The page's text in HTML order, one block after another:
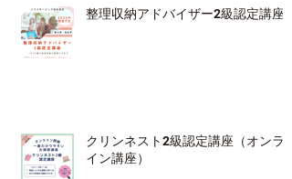
整理収納アドバイザー2級認定講座
クリンネスト2級認定講座（オンラ
イン講座）